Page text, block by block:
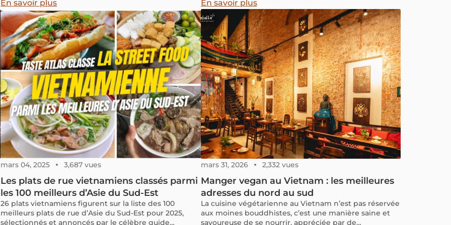
étroitement lié à la vie quotidienne des habitants de
cette grande métropole du Sud du Vietnam.
En savoir plus En savoir plus
mars 04, 2025 3,687 vues
Les plats de rue vietnamiens classés parmi
les 100 meilleurs d’Asie du Sud-Est
26 plats vietnamiens figurent sur la liste des 100
meilleurs plats de rue d’Asie du Sud-Est pour 2025,
sélectionnés et annoncés par le célèbre guide
mars 31, 2026 2,332 vues
Manger vegan au Vietnam : les meilleures
adresses du nord au sud
La cuisine végétarienne au Vietnam n’est pas réservée
aux moines bouddhistes, c’est une manière saine et
savoureuse de se nourrir, appréciée par de